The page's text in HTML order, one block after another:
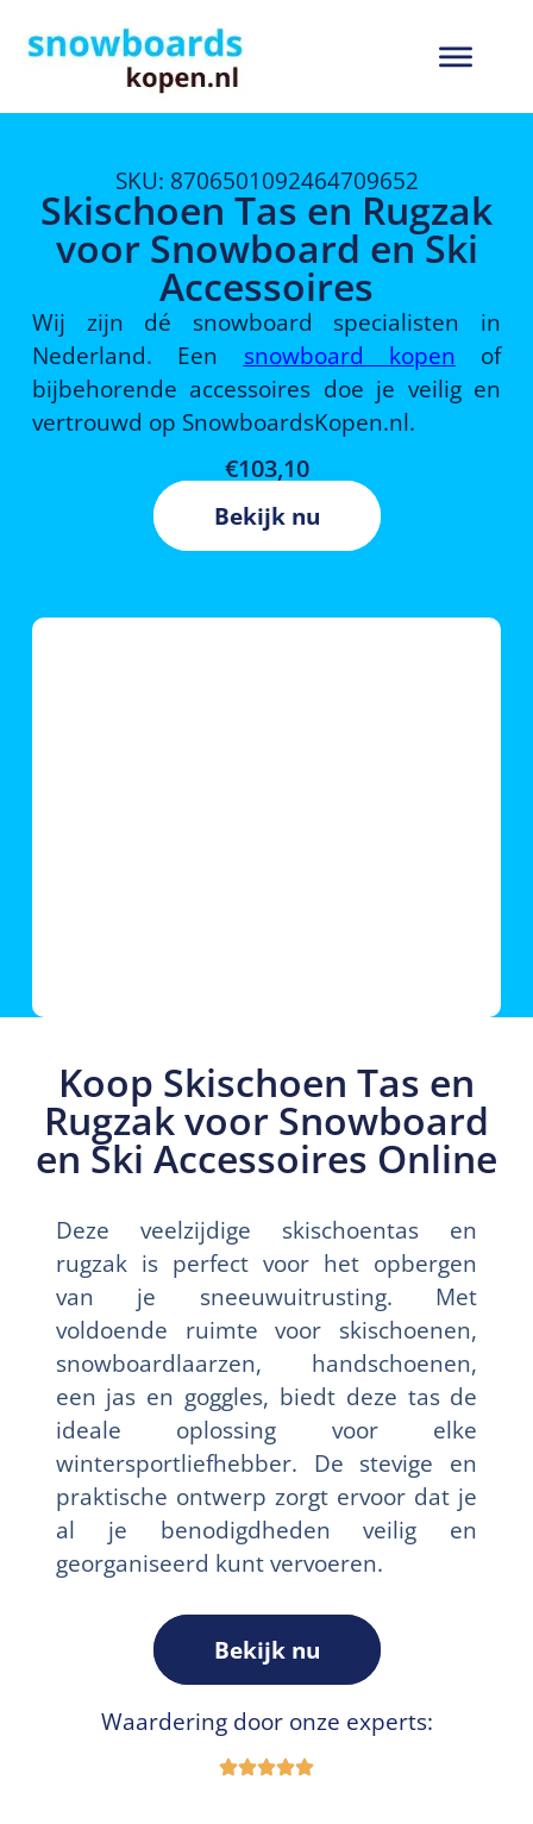
SKU: 8706501092464709652
Skischoen Tas en Rugzak
voor Snowboard en Ski
Accessoires
Wij zijn dé snowboard specialisten in
Nederland. Een snowboard kopen of
bijbehorende accessoires doe je veilig en
vertrouwd op SnowboardsKopen.nl.
€103,10
Bekijk nu
Koop Skischoen Tas en
Rugzak voor Snowboard
en Ski Accessoires Online
Deze veelzijdige skischoentas en
rugzak is perfect voor het opbergen
van je sneeuwuitrusting. Met
voldoende ruimte voor skischoenen,
snowboardlaarzen, handschoenen,
een jas en goggles, biedt deze tas de
ideale oplossing voor elke
wintersportliefhebber. De stevige en
praktische ontwerp zorgt ervoor dat je
al je benodigdheden veilig en
georganiseerd kunt vervoeren.
Bekijk nu
Waardering door onze experts: